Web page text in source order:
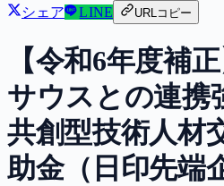
シェア
LINE URLコピー
【令和6年度補
サウスとの連携
共創型技術人材
助金（日印先端